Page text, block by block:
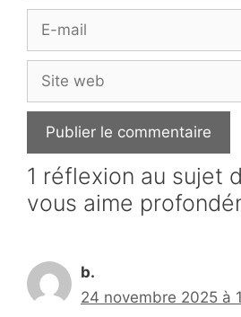
mail
web
1 réflexion au sujet
vous aime
b.
24 novembre 2025 à